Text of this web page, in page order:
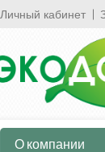
Личный кабинет
О компании